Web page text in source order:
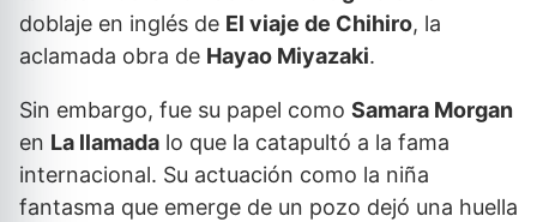
doblaje en inglés de El viaje de Chihiro, la
aclamada obra de Hayao Miyazaki.
Sin embargo, fue su papel como Samara Morgan
en La llamada lo que la catapultó a la fama
internacional. Su actuación como la niña
fantasma que emerge de un pozo dejó una huella